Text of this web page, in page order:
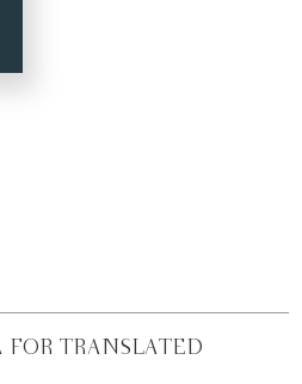
TRANSLATED